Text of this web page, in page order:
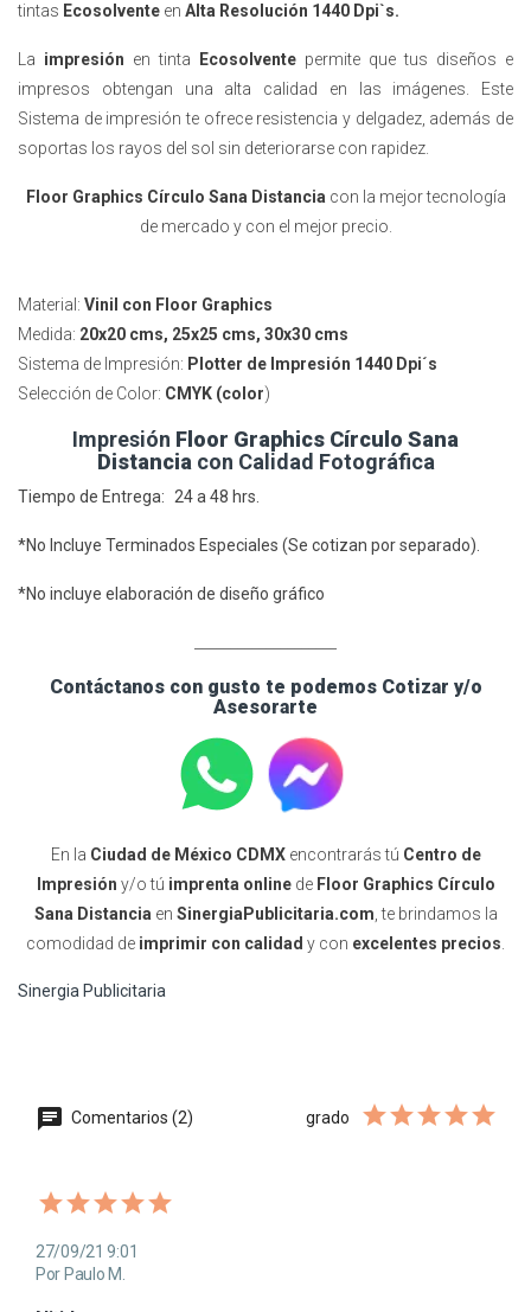
tintas Ecosolvente en Alta Resolución 1440 Dpi`s.
La impresión en tinta Ecosolvente permite que tus diseños e
impresos obtengan una alta calidad en las imágenes. Este
Sistema de impresión te ofrece resistencia y delgadez, además de
soportas los rayos del sol sin deteriorarse con rapidez.
Floor Graphics Círculo Sana Distancia con la mejor tecnología
de mercado y con el mejor precio.
Material: Vinil con Floor Graphics
Medida: 20x20 cms, 25x25 cms, 30x30 cms
Sistema de Impresión: Plotter de Impresión 1440 Dpi´s
Selección de Color: CMYK (color)
Impresión Floor Graphics Círculo Sana
Distancia con Calidad Fotográfica
Tiempo de Entrega: 24 a 48 hrs.
*No Incluye Terminados Especiales (Se cotizan por separado).
*No incluye elaboración de diseño gráfico
Contáctanos con gusto te podemos Cotizar y/o
Asesorarte
En la Ciudad de México CDMXencontrarás tú Centro de
Impresión y/o tú imprenta onlinede Floor Graphics Círculo
Sana Distancia en SinergiaPublicitaria.com , te brindamos la
comodidad de imprimir con calidad y con excelentes precios
Sinergia Publicitaria
Comentarios (2) grado
27/09/21 9:01
Por Paulo M.